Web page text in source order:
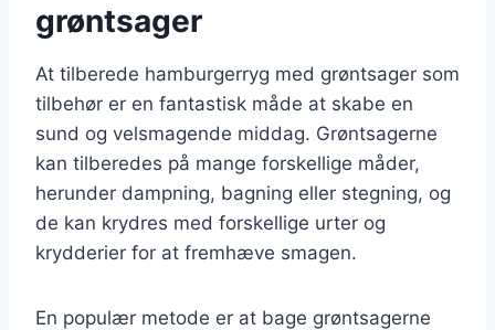
grøntsager
At tilberede hamburgerryg med grøntsager som
tilbehør er en fantastisk måde at skabe en
sund og velsmagende middag. Grøntsagerne
kan tilberedes på mange forskellige måder,
herunder dampning, bagning eller stegning, og
de kan krydres med forskellige urter og
krydderier for at fremhæve smagen.
En populær metode er at bage grøntsagerne